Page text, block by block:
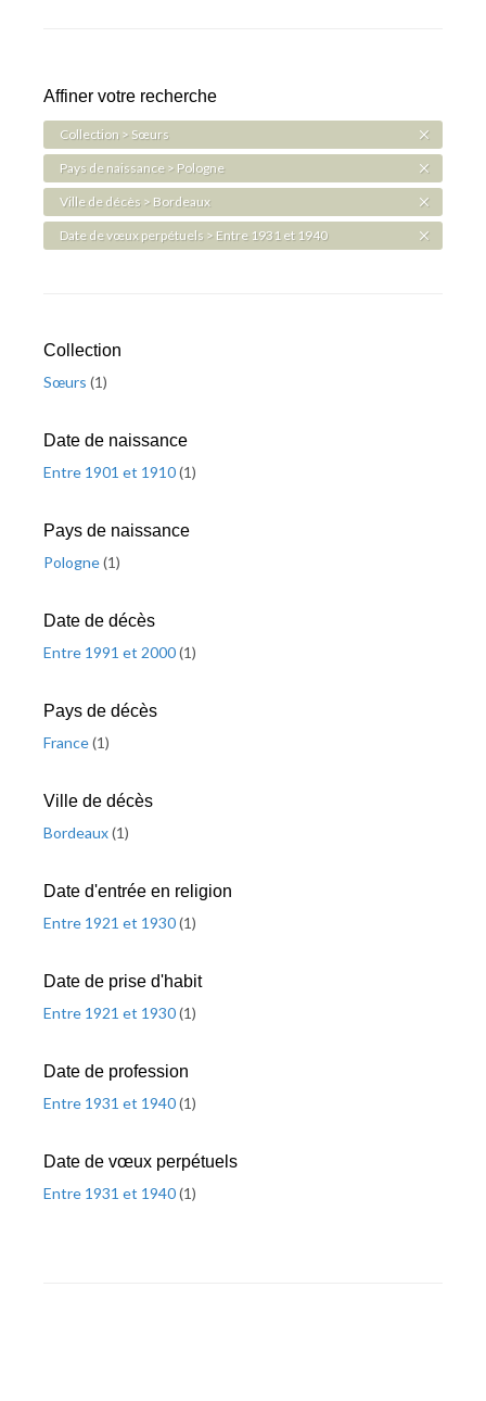
Affiner votre recherche
Collection > Sœurs
Pays de naissance > Pologne
Ville de décès > Bordeaux
Date de vœux perpétuels > Entre 1931 et 1940
Collection
Sœurs (1)
Date de naissance
Entre 1901 et 1910(1)
Pays de naissance
Pologne(1)
Date de décès
Entre 1991 et 2000(1)
Pays de décès
France(1)
Ville de décès
Bordeaux(1)
Date d'entrée en religion
Entre 1921 et 1930(1)
Date de prise d'habit
Entre 1921 et 1930(1)
Date de profession
Entre 1931 et 1940(1)
Date de vœux perpétuels
Entre 1931 et 1940(1)